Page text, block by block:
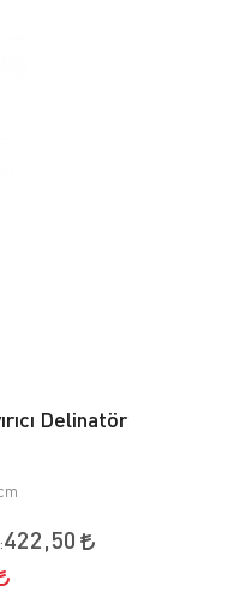
Delinatör
422,50